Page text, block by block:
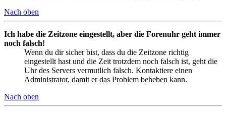
Nach oben
Ich habe die Zeitzone eingestellt, aber die Forenuhr geht immer
noch falsch!
Wenn du dir sicher bist, dass du die Zeitzone richtig
eingestellt hast und die Zeit trotzdem noch falsch ist, geht die
Uhr des Servers vermutlich falsch. Kontaktiere einen
Administrator, damit er das Problem beheben kann.
Nach oben